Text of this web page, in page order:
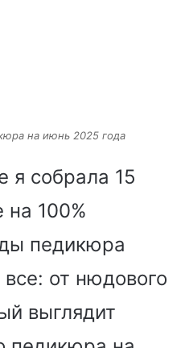
на июнь 2025 года
я собрала 15
на 100%
педикюра
от нюдового
выглядит